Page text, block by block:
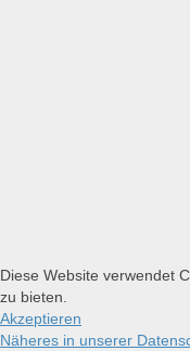
Diese Website verwendet
zu bieten.
Akzeptieren
Näheres in unserer